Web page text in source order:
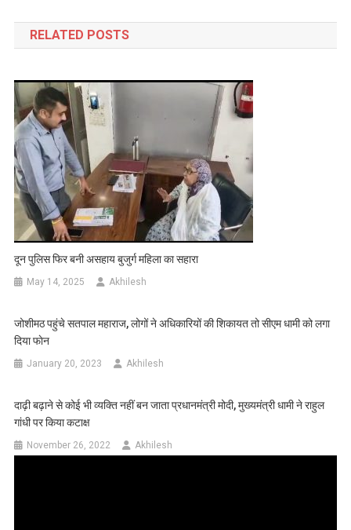
navigation
RELATED POSTS
दून पुलिस फिर बनी असहाय बुजुर्ग महिला का सहारा
May 14, 2025 Akhilesh
जोशीमठ पहुंचे सतपाल महाराज, लोगों ने अधिकारियों की शिकायत तो सीएम धामी को लगा
दिया फाेन
January 20, 2023 Akhilesh
दाढ़ी बढ़ाने से कोई भी व्यक्ति नहीं बन जाता प्रधानमंत्री मोदी, मुख्‍यमंत्री धामी ने राहुल
गांधी पर किया कटाक्ष
November 26, 2022 Akhilesh